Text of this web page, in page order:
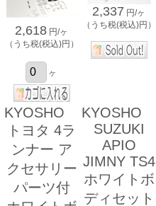
2,618 円/ヶ
（うち税(税込)円）
ヶ
2,337 円/ヶ
（うち税(税込)円）
KYOSHO
トヨタ 4ラ
ンナー ア
クセサリー
パーツ付
KYOSHO
SUZUKI
APIO
JIMNY TS4
ホワイトボ
ディセット